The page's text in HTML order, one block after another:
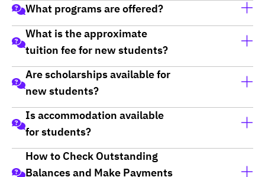
สำหรับน้องๆ ที่สมัครออนไลน์แล้ว น้องสามารถชำระเงิน
และรายงานตัวผ่านระบบออนไลน์ได้
ยกเว้น น้องที่ประสงค์จะยื่นกู้ทุนเพื่อการศึกษา ต้องทำ
อาคารอธิการบดี 1 ชั้น 2
เปิดทุกวัน 08.30-16.30 น.
โทร 0-2954-7300 ต่อ 111, 082-442-7290
สมัครออนไลน์คลิกที่นี่
What programs are offered?
DPU offers undergraduate, master's, and doctoral
programs in various fields. Learn more
What is the approximate
tuition fee for new students?
Tuition fees vary depending on the chosen program.
You can check the details
Bachelor's degree tuition rates
Tuition rates for master's programs
Tuition rates for doctorate programs
Are scholarships available for
new students?
DPU offers a variety of scholarships for new
students. For more details, please visit
Details.
Is accommodation available
for students?
DPU provides student dormitories with full facilities.
How to Check Outstanding
Balances and Make Payments